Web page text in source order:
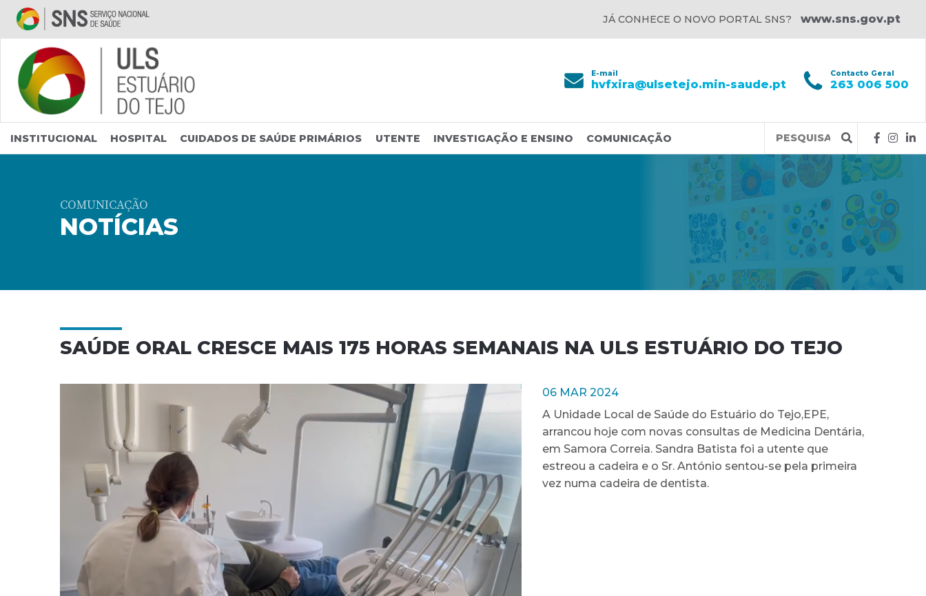
Saltar para conteúdo principal
JÁ CONHECE O NOVO PORTAL SNS? www.sns.gov.pt
E-mail
hvfxira@ulsetejo.min-saude.pt
Contacto Geral
263 006 500
INSTITUCIONAL HOSPITAL CUIDADOS DE SAÚDE PRIMÁRIOS UTENTE INVESTIGAÇÃO E ENSINO COMUNICAÇÃO
Query
COMUNICAÇÃO
NOTÍCIAS
SAÚDE ORAL CRESCE MAIS 175 HORAS SEMANAIS NA ULS ESTUÁRIO DO TEJO
06 MAR 2024
A Unidade Local de Saúde do Estuário do Tejo,EPE,
arrancou hoje com novas consultas de Medicina Dentária,
em Samora Correia. Sandra Batista foi a utente que
estreou a cadeira e o Sr. António sentou-se pela primeira
vez numa cadeira de dentista.